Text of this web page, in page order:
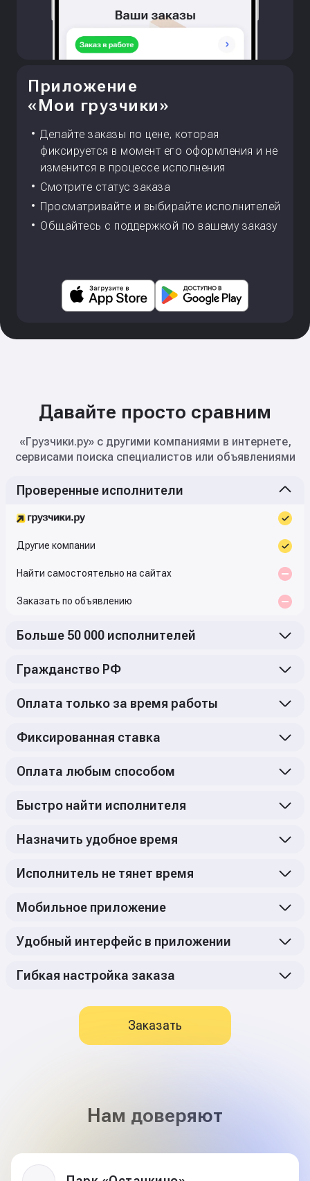
Приложение
«Мои грузчики»
Делайте заказы по цене, которая
фиксируется в момент его оформления и не
изменится в процессе исполнения
Смотрите статус заказа
Просматривайте и выбирайте исполнителей
Общайтесь с поддержкой по вашему заказу
Давайте просто сравним
«Грузчики.ру» с другими компаниями в интернете,
сервисами поиска специалистов или объявлениями
Проверенные исполнители
Другие компании
Найти самостоятельно на сайтах
Заказать по объявлению
Больше 50 000 исполнителей
Гражданство РФ
Оплата только за время работы
Фиксированная ставка
Оплата любым способом
Быстро найти исполнителя
Назначить удобное время
Исполнитель не тянет время
Мобильное приложение
Удобный интерфейс в приложении
Гибкая настройка заказа
Заказать
Нам доверяют